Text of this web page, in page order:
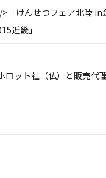
けんせつフェア北陸
近畿」
ット社（仏）と販売代